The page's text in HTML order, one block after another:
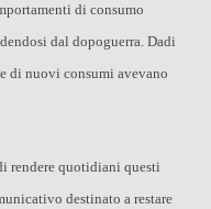
di consumo
dal dopoguerra. Dadi
di nuovi consumi avevano
rendere quotidiani questi
destinato a restare